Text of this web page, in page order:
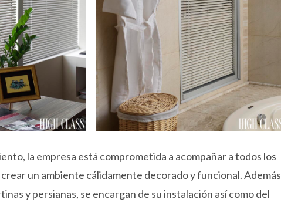
la empresa está comprometida a acompañar a todos los
un ambiente cálidamente decorado y funcional. Además
y persianas, se encargan de su instalación así como del